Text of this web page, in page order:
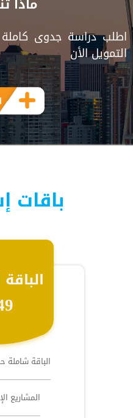
اطلب دراسة جدوى
التمويل الأن
باقات
الباقة شاملة
المشاريع